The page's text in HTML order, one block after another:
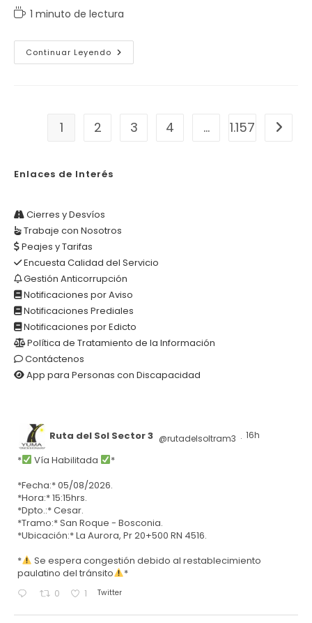
de
la
entrada:
de
entrada:
Tiempo
lectura:
1 minuto de lectura
Continuar Leyendo EL
FENÓMENO
1 2 3 4 … 1.157 Ir a la
Enlaces de Interés
Cierres y Desvíos
Trabaje con Nosotros
Peajes y Tarifas
Encuesta Calidad del Servicio
Gestión Anticorrupción
Notificaciones por Aviso
Notificaciones Prediales
Notificaciones por Edicto
Política de Tratamiento de la Información
Contáctenos
App para Personas con Discapacidad
Ruta del Sol Sector 3 @rutadelsoltram3 · 16h
* Vía Habilitada
*
*Fecha:* 05/08/2026.
*Hora:* 15:15hrs.
*Dpto.:* Cesar.
*Tramo:* San Roque - Bosconia.
*Ubicación:* La Aurora, Pr 20+500 RN 4516.
*
Se espera congestión debido al restablecimiento
paulatino del tránsito
*
0 1 Twitter